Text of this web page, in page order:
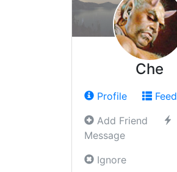
Che
Profile
Feed
Add Friend
Message
Ignore